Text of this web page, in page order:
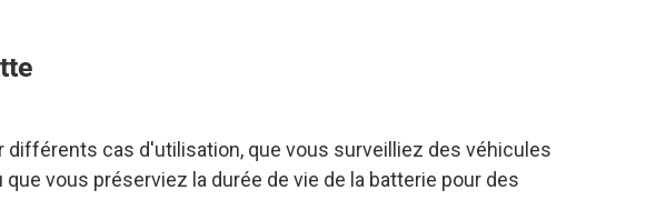
cas d'utilisation, que vous surveilliez des véhicules
vous préserviez la durée de vie de la batterie pour des